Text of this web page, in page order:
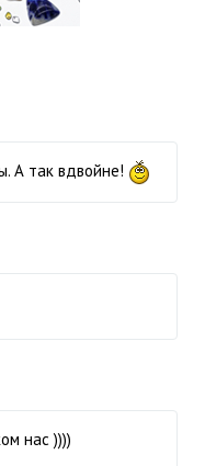
А так вдвойне!
нас ))))